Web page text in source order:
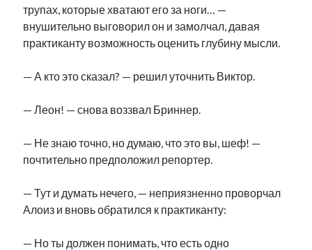
трупах, которые хватают его за ноги… —
внушительно выговорил он и замолчал, давая
практиканту возможность оценить глубину мысли.
— А кто это сказал? — решил уточнить Виктор.
— Леон! — снова воззвал Бриннер.
— Не знаю точно, но думаю, что это вы, шеф! —
почтительно предположил репортер.
— Тут и думать нечего, — неприязненно проворчал
Алоиз и вновь обратился к практиканту:
— Но ты должен понимать, что есть одно